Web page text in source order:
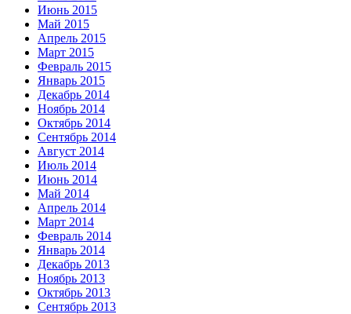
Июнь 2015
Май 2015
Апрель 2015
Март 2015
Февраль 2015
Январь 2015
Декабрь 2014
Ноябрь 2014
Октябрь 2014
Сентябрь 2014
Август 2014
Июль 2014
Июнь 2014
Май 2014
Апрель 2014
Март 2014
Февраль 2014
Январь 2014
Декабрь 2013
Ноябрь 2013
Октябрь 2013
Сентябрь 2013